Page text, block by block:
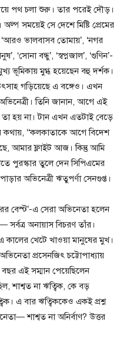
পথ চলা শুরু। তার পরেই দৌড়।
সময়েই সে দেশে মিষ্টি প্রেমের
ভালবাসব তোমায়’, ‘নগর
‘সোনা বন্ধু’, ‘স্বপ্নজাল’, ‘গুণিন’-
ভূমিকায় মুগ্ধ হয়েছেন বহু দর্শক।
গড়িয়েছে এ বঙ্গেও। এখন
তিনি জানান, আগে এই
হয় না। টান এখন এতটাই বেড়ে
কথায়, ‘‘কলকাতাকে আগে বিদেশ
আমার ফ্লাইট আজ। কিন্তু আমি
পুরস্কার তুলে দেন সিপিএমের
অভিনেত্রী ঋতুপর্ণা সেনগুপ্ত।
বেস্ট’-এ সেরা অভিনেতা হলেন
সর্বত্র অনায়াস বিচরণ তাঁর।
খেটে খাওয়া মানুষের মুখ।
প্রসেনজিৎ চট্টোপাধ্যায়
বছর এই সম্মান পেয়েছিলেন
শাশ্বত না ঋত্বিক, কে বড়
এ বার ঋত্বিককেও একই প্রশ্ন
শাশ্বত না অনির্বাণ? উত্তর